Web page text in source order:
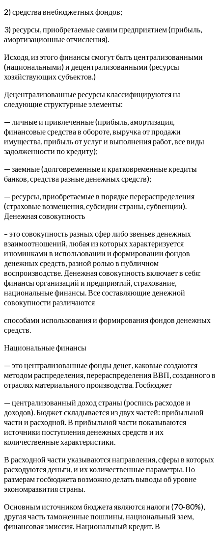
2) средства внебюджетных фондов;
3) ресурсы, приобретаемые самим предприятием (прибыль,
амортизационные отчисления).
Исходя, из этого финансы смогут быть централизованными
(национальными) и децентрализованными (ресурсы
хозяйствующих субъектов.)
Децентрализованные ресурсы классифицируются на
следующие структурные элементы:
— личные и привлеченные (прибыль, амортизация,
финансовые средства в обороте, выручка от продажи
имущества, прибыль от услуг и выполнения работ, все виды
задолженности по кредиту);
— заемные (долговременные и кратковременные кредиты
банков, средства разные денежных средств);
— ресурсы, приобретаемые в порядке перераспределения
(страховые возмещения, субсидии страны, субвенции).
Денежная совокупность
– это совокупность разных сфер либо звеньев денежных
взаимоотношений, любая из которых характеризуется
изюминками в использовании и формировании фондов
денежных средств, разной ролью в публичном
воспроизводстве. Денежная совокупность включает в себя:
финансы организаций и предприятий, страхование,
национальные финансы. Все составляющие денежной
совокупности различаются
способами использования и формирования фондов денежных
средств.
Национальные финансы
— это централизованные фонды денег, каковые создаются
методом распределения, перераспределения ВВП, созданного в
отраслях материального производства. Госбюджет
— централизованный доход страны (роспись расходов и
доходов). Бюджет складывается из двух частей: прибыльной
части и расходной. В прибыльной части показываются
источники поступления денежных средств и их
количественные характеристики.
В расходной части указываются направления, сферы в которых
расходуются деньги, и их количественные параметры. По
размерам госбюджета возможно делать выводы об уровне
экономразвития страны.
Основным источником бюджета являются налоги (70-80%),
другая часть таможенные пошлины, национальный заем,
финансовая эмиссия. Национальный кредит. В